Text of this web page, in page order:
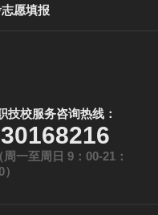
愿填报
技校服务咨询热线：
周一至周日 9：00-21：